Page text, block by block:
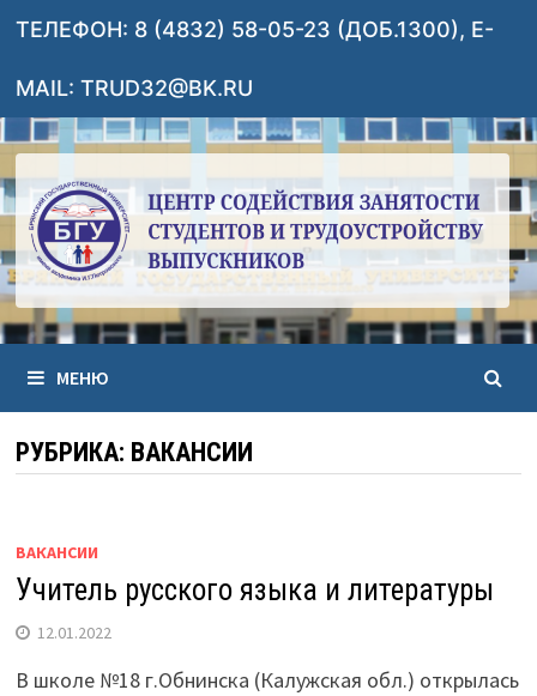
Перейти
содержимому
ТЕЛЕФОН: 8 (4832) 58-05-23 (ДОБ.1300), E-
MAIL: TRUD32@BK.RU
МЕНЮ
РУБРИКА: ВАКАНСИИ
ВАКАНСИИ
Учитель русского языка и литературы
12.01.2022
В школе №18 г.Обнинска (Калужская обл.) открылась